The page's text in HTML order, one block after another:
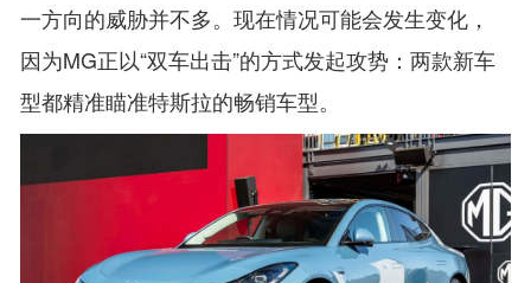
一方向的威胁并不多。现在情况可能会发生变化，
因为MG正以“双车出击”的方式发起攻势：两款新车
型都精准瞄准特斯拉的畅销车型。